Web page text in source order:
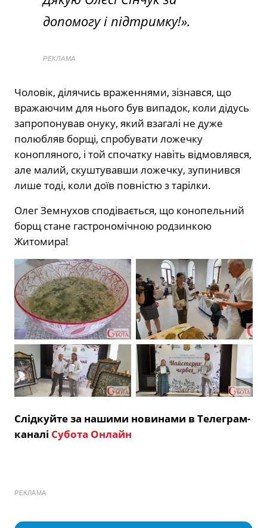
допомогу і підтримку!».
РЕКЛАМА
Чоловік, ділячись враженнями, зізнався, що
вражаючим для нього був випадок, коли дідусь
запропонував онуку, який взагалі не дуже
полюбляв борщі, спробувати ложечку
конопляного, і той спочатку навіть відмовлявся,
але малий, скуштувавши ложечку, зупинився
лише тоді, коли доїв повністю з тарілки.
Олег Земнухов сподівається, що конопельний
борщ стане гастрономічною родзинкою
Житомира!
Слідкуйте за нашими новинами в Телеграм-
каналі Субота Онлайн
РЕКЛАМА